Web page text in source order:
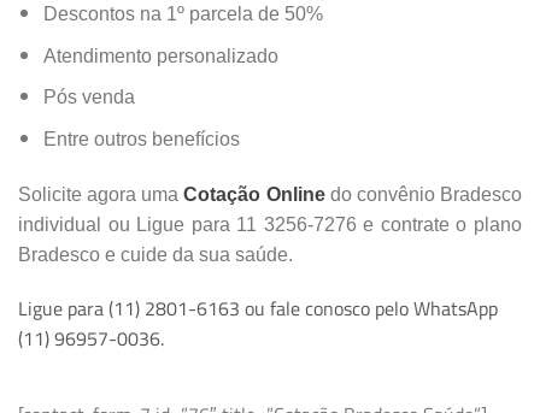
Descontos na 1º parcela de 50%
Atendimento personalizado
Pós venda
Entre outros benefícios
Solicite agora umaCotação Onlinedo convênio Bradesco
individual ou Ligue para 11 3256-7276 e contrate o plano
Bradesco e cuide da sua saúde.
Ligue para (11) 2801-6163 ou fale conosco pelo WhatsApp
(11) 96957-0036.